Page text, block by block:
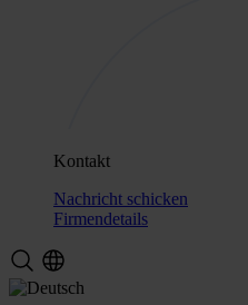
Kontakt
Nachricht schicken
Firmendetails